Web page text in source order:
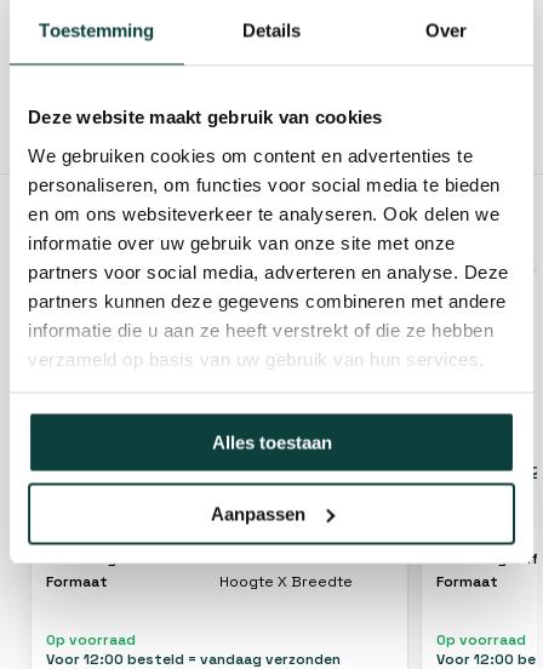
Toestemming Details Over
Deze website maakt gebruik van cookies
We gebruiken cookies om content en advertenties te
personaliseren, om functies voor social media te bieden
en om ons websiteverkeer te analyseren. Ook delen we
informatie over uw gebruik van onze site met onze
partners voor social media, adverteren en analyse. Deze
partners kunnen deze gegevens combineren met andere
informatie die u aan ze heeft verstrekt of die ze hebben
verzameld op basis van uw gebruik van hun services.
Alles toestaan
Aanpassen
info@heebra.com
Hovenier of klusbedrijf? Neem contact met ons op voor
GERELATEERDE PRODUCTEN
Kroon Oil - Kettingolie
Formaat
Hoogte X Breedte
Op voorraad
Voor 12:00 besteld = vandaag verzonden
Kroon Oil -
Afmeting
Formaat
Op voorraad
Voor 12:00